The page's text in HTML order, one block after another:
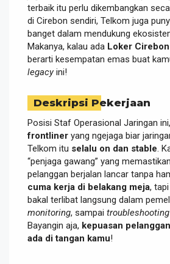
terbaik itu perlu dikembangkan
di Cirebon sendiri, Telkom juga
banget dalam mendukung
Makanya, kalau ada Loker Cirebon
berarti kesempatan emas buat
legacyini!
Deskripsi Pekerjaan
Posisi Staf Operasional Jaringan ini,
frontliner yang ngejaga biar
Telkom itu selalu on dan stable .
“penjaga gawang” yang
pelanggan berjalan lancar tanpa
cuma kerja di belakang meja, tapi
bakal terlibat langsung dalam
monitoring, sampai troubleshooting
Bayangin aja, kepuasan
ada di tangan kamu!